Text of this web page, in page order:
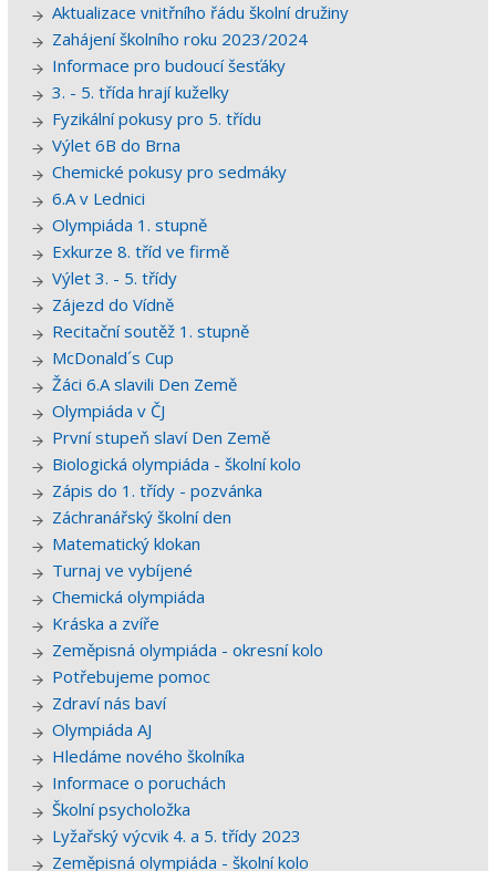
Aktualizace vnitřního řádu školní družiny
Zahájení školního roku 2023/2024
Informace pro budoucí šesťáky
3. - 5. třída hrají kuželky
Fyzikální pokusy pro 5. třídu
Výlet 6B do Brna
Chemické pokusy pro sedmáky
6.A v Lednici
Olympiáda 1. stupně
Exkurze 8. tříd ve firmě
Výlet 3. - 5. třídy
Zájezd do Vídně
Recitační soutěž 1. stupně
McDonald´s Cup
Žáci 6.A slavili Den Země
Olympiáda v ČJ
První stupeň slaví Den Země
Biologická olympiáda - školní kolo
Zápis do 1. třídy - pozvánka
Záchranářský školní den
Matematický klokan
Turnaj ve vybíjené
Chemická olympiáda
Kráska a zvíře
Zeměpisná olympiáda - okresní kolo
Potřebujeme pomoc
Zdraví nás baví
Olympiáda AJ
Hledáme nového školníka
Informace o poruchách
Školní psycholožka
Lyžařský výcvik 4. a 5. třídy 2023
Zeměpisná olympiáda - školní kolo